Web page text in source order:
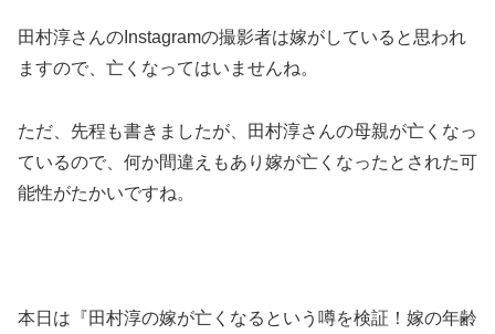
田村淳さんのInstagramの撮影者は嫁がしていると思われ
ますので、亡くなってはいませんね。
ただ、先程も書きましたが、田村淳さんの母親が亡くなっ
ているので、何か間違えもあり嫁が亡くなったとされた可
能性がたかいですね。
本日は『田村淳の嫁が亡くなるという噂を検証！嫁の年齢